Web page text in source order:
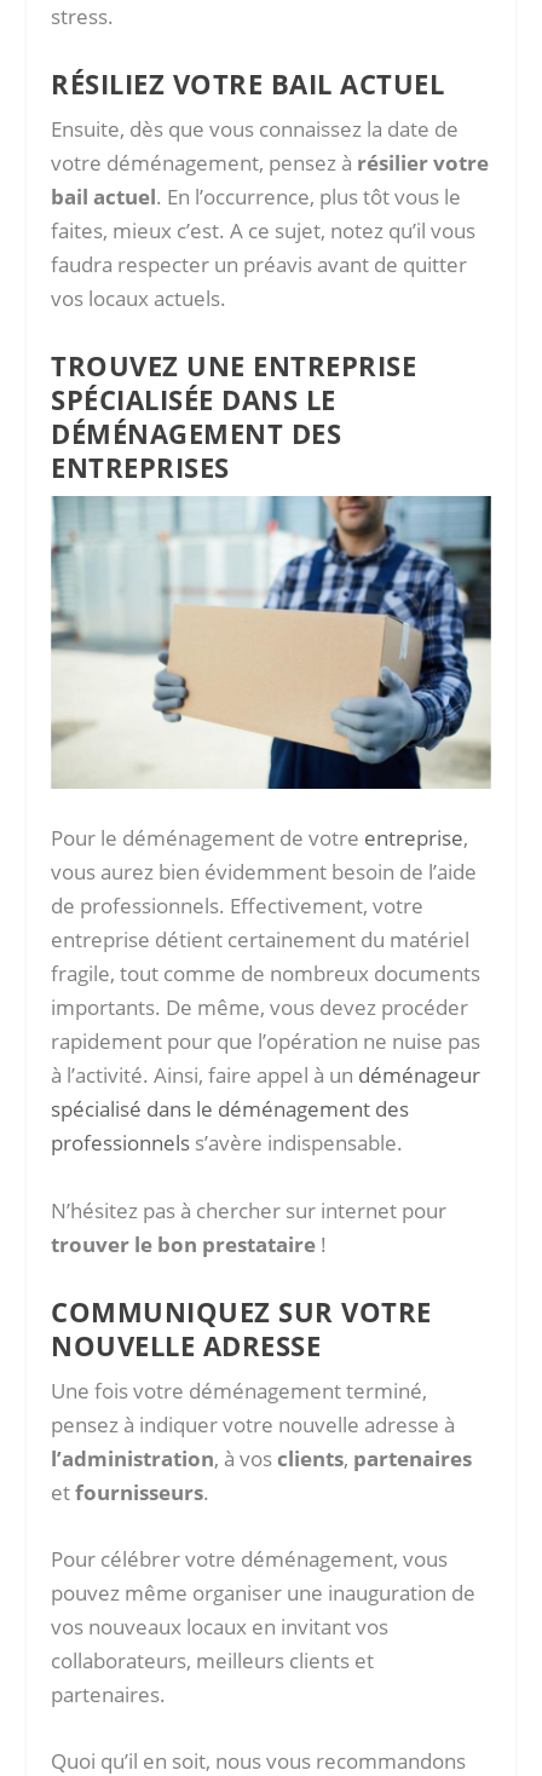
stress.
RÉSILIEZ VOTRE BAIL ACTUEL
Ensuite, dès que vous connaissez la date de
votre déménagement, pensez à résilier votre
bail actuel. En l’occurrence, plus tôt vous le
faites, mieux c’est. A ce sujet, notez qu’il vous
faudra respecter un préavis avant de quitter
vos locaux actuels.
TROUVEZ UNE ENTREPRISE
SPÉCIALISÉE DANS LE
DÉMÉNAGEMENT DES
ENTREPRISES
Pour le déménagement de votre entreprise,
vous aurez bien évidemment besoin de l’aide
de professionnels. Effectivement, votre
entreprise détient certainement du matériel
fragile, tout comme de nombreux documents
importants. De même, vous devez procéder
rapidement pour que l’opération ne nuise pas
à l’activité. Ainsi, faire appel à un déménageur
spécialisé dans le déménagement des
professionnels s’avère indispensable.
N’hésitez pas à chercher sur internet pour
trouver le bon prestataire !
COMMUNIQUEZ SUR VOTRE
NOUVELLE ADRESSE
Une fois votre déménagement terminé,
pensez à indiquer votre nouvelle adresse à
l’administration, à vosclients, partenaires
etfournisseurs.
Pour célébrer votre déménagement, vous
pouvez même organiser une inauguration de
vos nouveaux locaux en invitant vos
collaborateurs, meilleurs clients et
partenaires.
Quoi qu’il en soit, nous vous recommandons